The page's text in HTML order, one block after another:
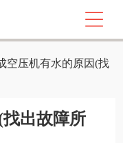
空压机有水的原因(找
出故障所